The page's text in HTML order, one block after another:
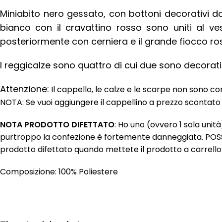
Miniabito nero gessato, con bottoni decorativi
bianco con il cravattino rosso sono uniti al
posteriormente con cerniera e il grande fiocco
I reggicalze sono quattro di cui due sono
Attenzione: Il cappello, le calze e le scarpe non sono
NOTA: Se vuoi aggiungere il cappellino a prezzo
NOTA PRODOTTO DIFETTATO: Ho uno (ovvero 1 sola
purtroppo la confezione è fortemente danneggiata.
prodotto difettato quando mettete il prodotto a carrello
Composizione: 100% Poliestere